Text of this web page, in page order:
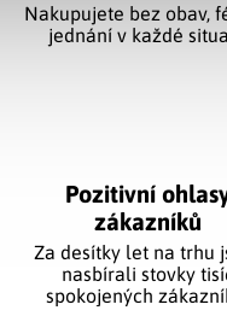
Nakupujete bez obav,
jednání v každé
Pozitivní
zákazníků
Za desítky let na trhu
nasbírali stovky
spokojených